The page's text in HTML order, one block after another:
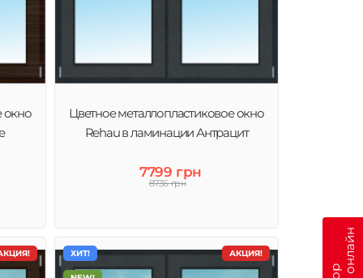
окно
Цветное металлопластиковое окно
Rehau в ламинации Антрацит
7799 грн
8736 грн
АКЦИЯ!
ХИТ!